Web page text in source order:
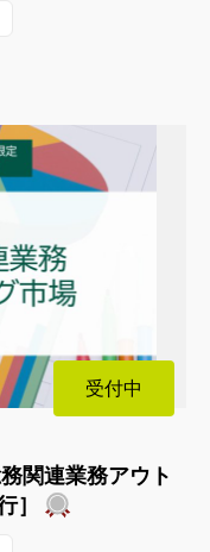
受付中
関連業務アウト
］